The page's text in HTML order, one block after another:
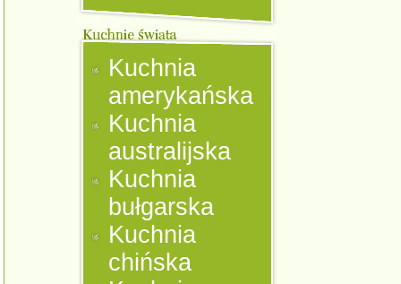
Kuchnia
amerykańska
Kuchnia
australijska
Kuchnia
bułgarska
Kuchnia
chińska